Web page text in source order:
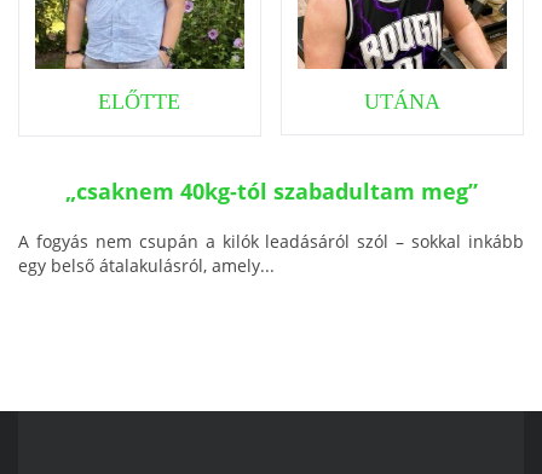
ELŐTTE UTÁNA
„csaknem 40kg-tól szabadultam meg”
A fogyás nem csupán a kilók leadásáról szól – sokkal inkább
egy belső átalakulásról, amely...